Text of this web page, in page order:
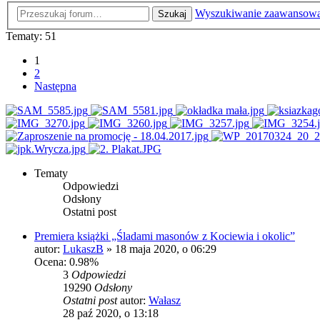
Szukaj
Wyszukiwanie
Tematy: 51
1
2
Następna
Tematy
Odpowiedzi
Odsłony
Ostatni post
Premiera książki „Śladami masonów z Kociewia i okolic”
autor: LukaszB » 18 maja 2020, o 06:29
Ocena: 0.98%
3 Odpowiedzi
19290 Odsłony
Ostatni postautor: Wałasz
28 paź 2020, o 13:18